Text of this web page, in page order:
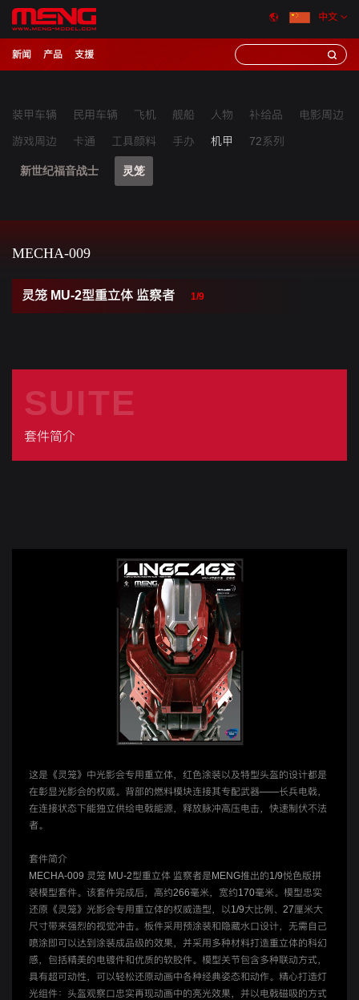
中文
新闻 产品 支援
装甲车辆 民用车辆 飞机 舰船 人物 补给品 电影周边
游戏周边 卡通 工具颜料 手办 机甲
新世纪福音战士 灵笼
72系列
MECHA-009
灵笼 MU-2型重立体 监察者 1/9
SUITE
套件简介
这是《灵笼》中光影会专用重立体，红色涂装以及特型头盔的设计都是
在彰显光影会的权威。背部的燃料模块连接其专配武器——长兵电戟，
在连接状态下能独立供给电戟能源，释放脉冲高压电击，快速制伏不法
者。
套件简介
MECHA-009 灵笼 MU-2型重立体 监察者是MENG推出的1/9悦色版拼
装模型套件。该套件完成后，高约266毫米，宽约170毫米。模型忠实
还原《灵笼》光影会专用重立体的权威造型，以1/9大比例、27厘米大
尺寸带来强烈的视觉冲击。板件采用预涂装和隐藏水口设计，无需自己
喷涂即可以达到涂装成品级的效果，并采用多种材料打造重立体的科幻
感，包括精美的电镀件和优质的软胶件。模型关节包含多种联动方式，
具有超可动性，可以轻松还原动画中各种经典姿态和动作。精心打造灯
光组件：头盔观察口忠实再现动画中的亮光效果，并以电戟磁吸的方式